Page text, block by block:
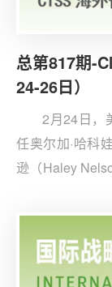
总第817期-
24-26日）
2月24日，
任奥尔加·哈科
逊（Haley
略”对俄能源部
化天然气出口